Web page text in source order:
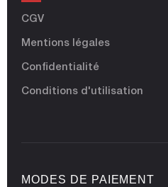
CGV
Mentions légales
Confidentialité
Conditions d'utilisation
MODES DE PAIEMENT